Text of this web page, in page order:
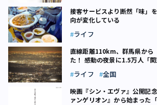
接客サービスより断然「味」を
向が変化している
ライフ
直線距離110km、群馬県から
た！ 感動の夜景に1.5万人「
ライフ 全国
映画『シン・エヴァ』公開記
ァンゲリオン』から始まった